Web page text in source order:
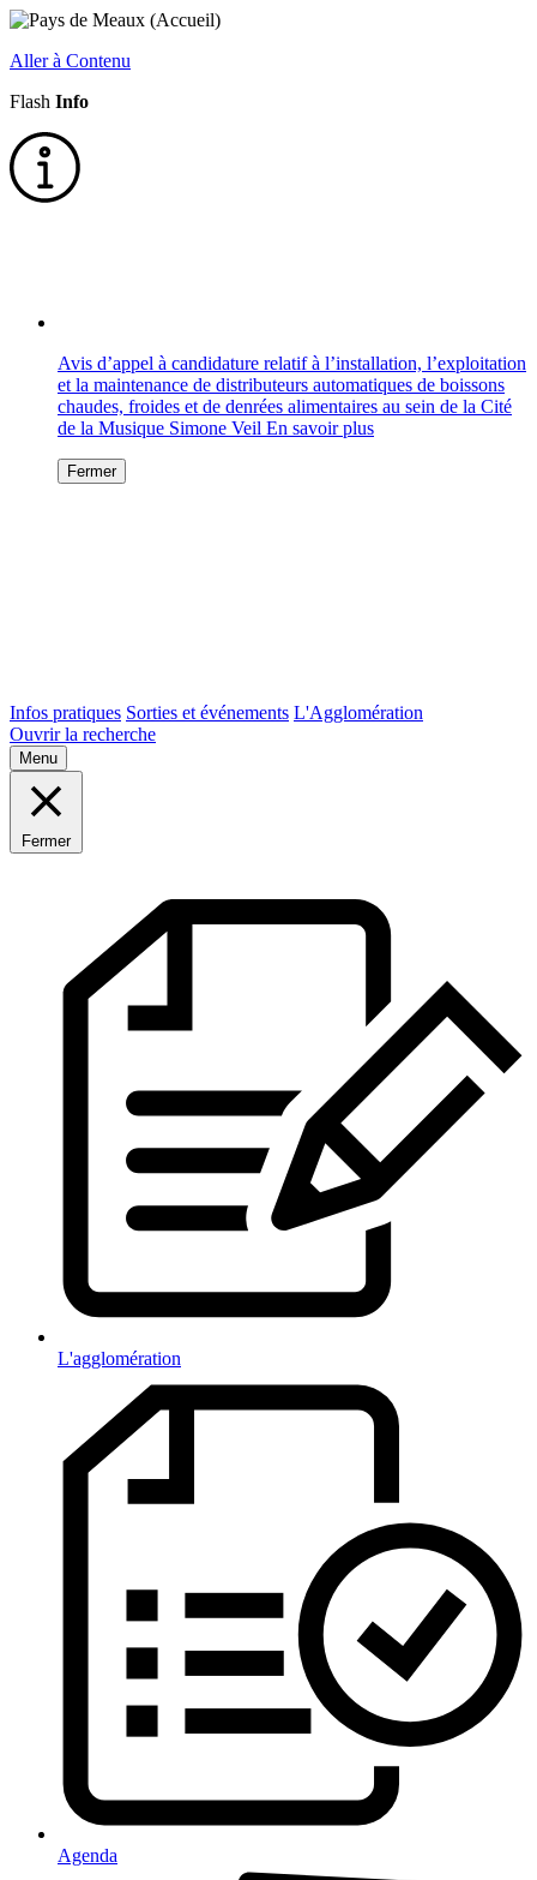
Aller à Contenu
Flash Info
Avis d’appel à candidature relatif à l’installation, l’exploitation
et la maintenance de distributeurs automatiques de boissons
chaudes, froides et de denrées alimentaires au sein de la Cité
de la Musique Simone Veil En savoir plus
Fermer
Infos pratiques Sorties et événements L'Agglomération
Ouvrir la recherche
Menu
Fermer
L'agglomération
Agenda